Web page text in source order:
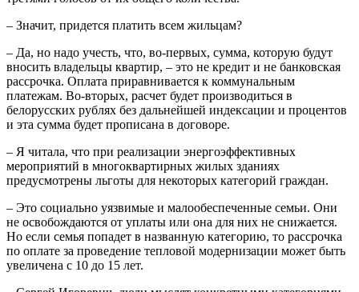
– Значит, придется платить всем жильцам?
– Да, но надо учесть, что, во-первых, сумма, которую будут
вносить владельцы квартир, – это не кредит и не банковская
рассрочка. Оплата приравнивается к коммунальным
платежам. Во-вторых, расчет будет производиться в
белорусских рублях без дальнейшей индексации и процентов
и эта сумма будет прописана в договоре.
– Я читала, что при реализации энергоэффективных
мероприятий в многоквартирных жилых зданиях
предусмотрены льготы для некоторых категорий граждан.
– Это социально уязвимые и малообеспеченные семьи. Они
не освобождаются от уплаты или она для них не снижается.
Но если семья попадет в названную категорию, то рассрочка
по оплате за проведение тепловой модернизации может быть
увеличена с 10 до 15 лет.